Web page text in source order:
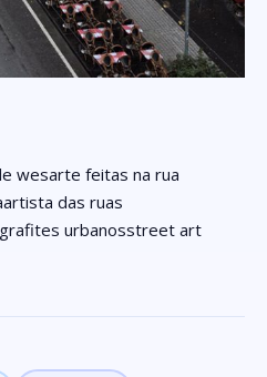
wesarte feitas na rua
artista das ruas
grafites urbanosstreet art